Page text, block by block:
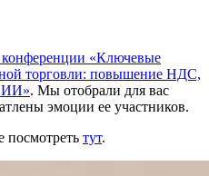
«Ключевые
торговли: повышение НДС,
ИИ». Мы отобрали для вас
эмоции ее участников.
посмотреть тут.